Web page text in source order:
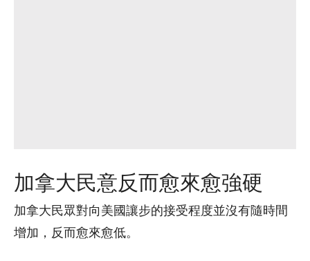
加拿大民意反而愈來愈強硬
加拿大民眾對向美國讓步的接受程度並沒有隨時間
增加，反而愈來愈低。